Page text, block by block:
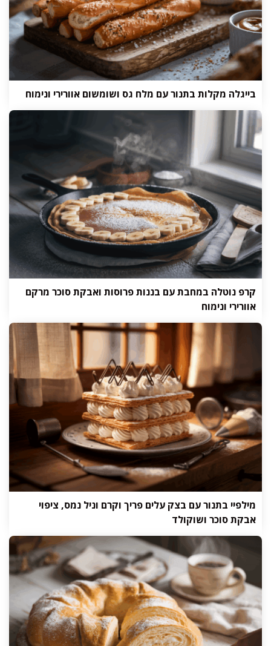
בייגלה מקלות בתנור עם מלח גס ושומשום אוורירי ונימוח
קרפ נוטלה במחבת עם בננות פרוסות ואבקת סוכר מרקם
אוורירי ונימוח
מילפיי בתנור עם בצק עלים פריך וקרם וניל נמס, ציפוי
אבקת סוכר ושוקולד